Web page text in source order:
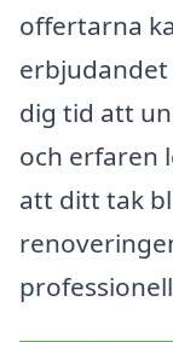
offertarna
erbjudandet
dig tid att
och erfaren
att ditt tak